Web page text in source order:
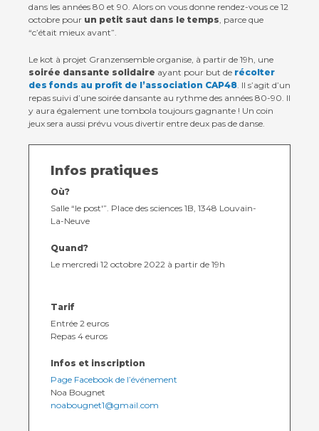
Viva for Life
dans les années 80 et 90. Alors on vous donne rendez-vous ce 12
octobre pour un petit saut dans le temps, parce que
“c’était mieux avant”.
Le kot à projet Granzensemble organise, à partir de 19h, une
soirée dansante solidaire ayant pour but de récolter
des fonds au profit de l’association CAP48. Il s’agit d’un
repas suivi d’une soirée dansante au rythme des années 80-90. Il
y aura également une tombola toujours gagnante ! Un coin
jeux sera aussi prévu vous divertir entre deux pas de danse.
Infos pratiques
Où?
Salle “le post'”. Place des sciences 1B, 1348 Louvain-
La-Neuve
Quand?
Le mercredi 12 octobre 2022 à partir de 19h
Tarif
Entrée 2 euros
Repas 4 euros
Infos et inscription
Page Facebook de l’événement
Noa Bougnet
noabougnet1@gmail.com